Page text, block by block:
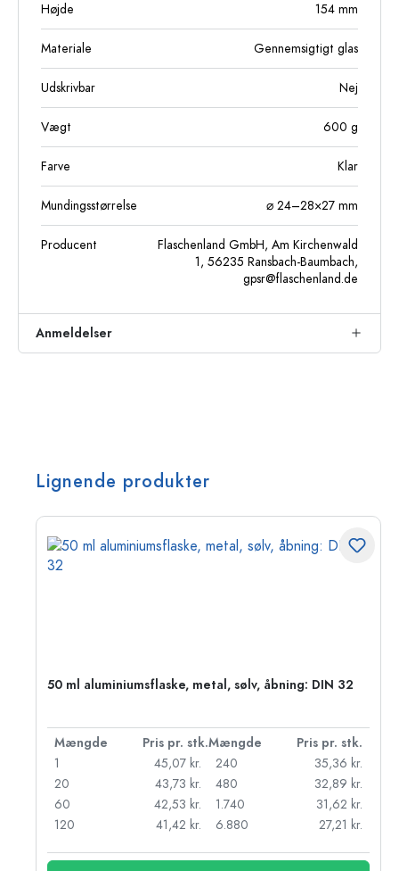
Højde 154 mm
Materiale Gennemsigtigt glas
Udskrivbar Nej
Vægt 600 g
Farve Klar
Mundingsstørrelse ⌀ 24–28×27 mm
Producent
Flaschenland GmbH, Am Kirchenwald
1, 56235 Ransbach-Baumbach,
gpsr@flaschenland.de
Anmeldelser
Lignende produkter
50 ml aluminiumsflaske, metal, sølv, åbning: DIN 32
Mængde Pris pr. stk.Mængde
Pris pr. stk.
1
45,07 kr.
20
43,73 kr.
60
42,53 kr.
120
41,42 kr.
240
35,36 kr.
480
32,89 kr.
1.740
31,62 kr.
6.880
27,21 kr.